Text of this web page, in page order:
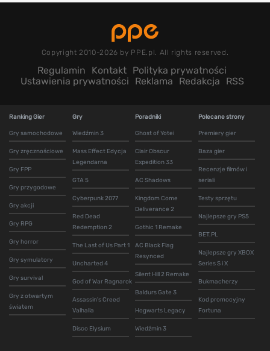
Copyright 2010-2026 by PPE.pl. All rights reserved.
Regulamin Kontakt Polityka prywatności
Ustawienia prywatności
Reklama Redakcja RSS
Ranking Gier
Gry samochodowe
Gry zręcznościowe
Gry FPP
Gry przygodowe
Gry akcji
Gry RPG
Gry horror
Gry symulatory
Gry survival
Gry z otwartym
światem
Gry
Wiedźmin 3
Mass Effect Edycja
Legendarna
GTA 5
Cyberpunk 2077
Red Dead
Redemption 2
The Last of Us Part 1
Uncharted 4
God of War Ragnarok
Assassin's Creed
Valhalla
Disco Elysium
Poradniki
Ghost of Yotei
Clair Obscur
Expedition 33
AC Shadows
Kingdom Come
Deliverance 2
Gothic 1 Remake
AC Black Flag
Resynced
Silent Hill 2 Remake
Baldurs Gate 3
Hogwarts Legacy
Wiedźmin 3
Polecane strony
Premiery gier
Baza gier
Recenzje filmów i
seriali
Testy sprzętu
Najlepsze gry PS5
BET.PL
Najlepsze gry XBOX
Series S i X
Bukmacherzy
Kod promocyjny
Fortuna